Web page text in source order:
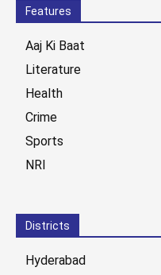
Features
Aaj Ki Baat
Literature
Health
Crime
Sports
NRI
Districts
Hyderabad